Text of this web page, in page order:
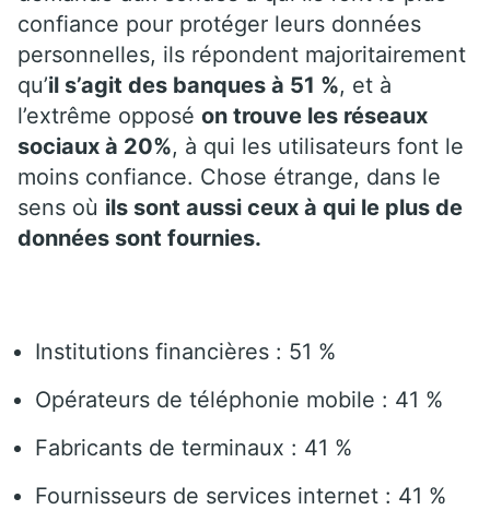
confiance pour protéger leurs données
personnelles, ils répondent majoritairement
qu’il s’agit des banques à 51 %, et à
l’extrême opposé on trouve les réseaux
sociaux à 20%, à qui les utilisateurs font le
moins confiance. Chose étrange, dans le
sens où ils sont aussi ceux à qui le plus de
données sont fournies.
Institutions financières : 51 %
Opérateurs de téléphonie mobile : 41 %
Fabricants de terminaux : 41 %
Fournisseurs de services internet : 41 %